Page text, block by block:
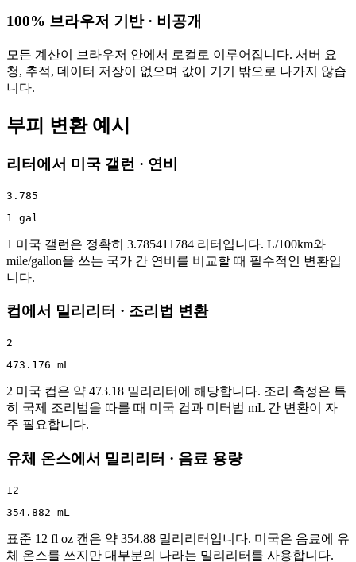
100% 브라우저 기반 · 비공개
모든 계산이 브라우저 안에서 로컬로 이루어집니다. 서버 요
청, 추적, 데이터 저장이 없으며 값이 기기 밖으로 나가지 않습
니다.
부피 변환 예시
리터에서 미국 갤런 · 연비
3.785
1 gal
1 미국 갤런은 정확히 3.785411784 리터입니다. L/100km와
mile/gallon을 쓰는 국가 간 연비를 비교할 때 필수적인 변환입
니다.
컵에서 밀리리터 · 조리법 변환
2
473.176 mL
2 미국 컵은 약 473.18 밀리리터에 해당합니다. 조리 측정은 특
히 국제 조리법을 따를 때 미국 컵과 미터법 mL 간 변환이 자
주 필요합니다.
유체 온스에서 밀리리터 · 음료 용량
12
354.882 mL
표준 12 fl oz 캔은 약 354.88 밀리리터입니다. 미국은 음료에 유
체 온스를 쓰지만 대부분의 나라는 밀리리터를 사용합니다.